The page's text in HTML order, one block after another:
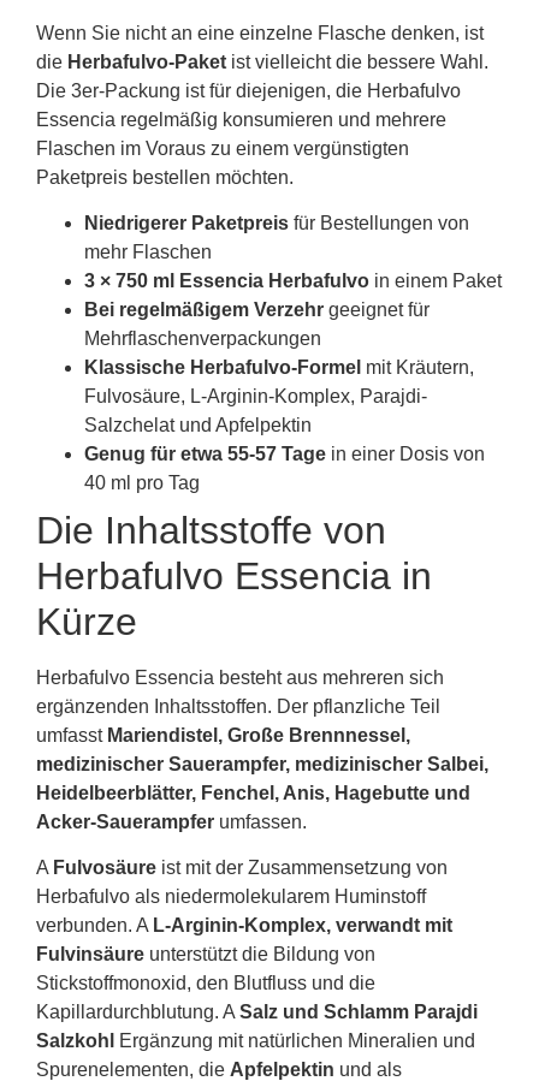
Wenn Sie nicht an eine einzelne Flasche denken, ist
die Herbafulvo-Paket ist vielleicht die bessere Wahl.
Die 3er-Packung ist für diejenigen, die Herbafulvo
Essencia regelmäßig konsumieren und mehrere
Flaschen im Voraus zu einem vergünstigten
Paketpreis bestellen möchten.
Niedrigerer Paketpreis für Bestellungen von
mehr Flaschen
3 × 750 ml Essencia Herbafulvo in einem Paket
Bei regelmäßigem Verzehr geeignet für
Mehrflaschenverpackungen
Klassische Herbafulvo-Formel mit Kräutern,
Fulvosäure, L-Arginin-Komplex, Parajdi-
Salzchelat und Apfelpektin
Genug für etwa 55-57 Tage in einer Dosis von
40 ml pro Tag
Die Inhaltsstoffe von
Herbafulvo Essencia in
Kürze
Herbafulvo Essencia besteht aus mehreren sich
ergänzenden Inhaltsstoffen. Der pflanzliche Teil
umfasst Mariendistel, Große Brennnessel,
medizinischer Sauerampfer, medizinischer Salbei,
Heidelbeerblätter, Fenchel, Anis, Hagebutte und
Acker-Sauerampfer umfassen.
A Fulvosäure ist mit der Zusammensetzung von
Herbafulvo als niedermolekularem Huminstoff
verbunden. A L-Arginin-Komplex, verwandt mit
Fulvinsäure unterstützt die Bildung von
Stickstoffmonoxid, den Blutfluss und die
Kapillardurchblutung. ASalz und Schlamm Parajdi
Salzkohl
Ergänzung mit natürlichen Mineralien und
Spurenelementen, die Apfelpektin und als